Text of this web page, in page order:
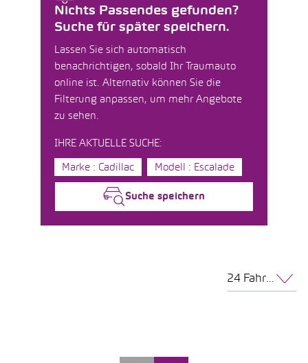
Nichts Passendes gefunden?
Suche für später speichern.
Lassen Sie sich automatisch
benachrichtigen, sobald Ihr Traumauto
online ist. Alternativ können Sie die
Filterung anpassen, um mehr Angebote
zu sehen.
IHRE AKTUELLE SUCHE:
Marke : Cadillac Modell : Escalade
Suche speichern
24 Fahrzeuge pro Seite